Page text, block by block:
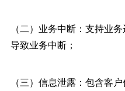
（二）业务中断：支持业
导致业务中断；
（三）信息泄露：包含客